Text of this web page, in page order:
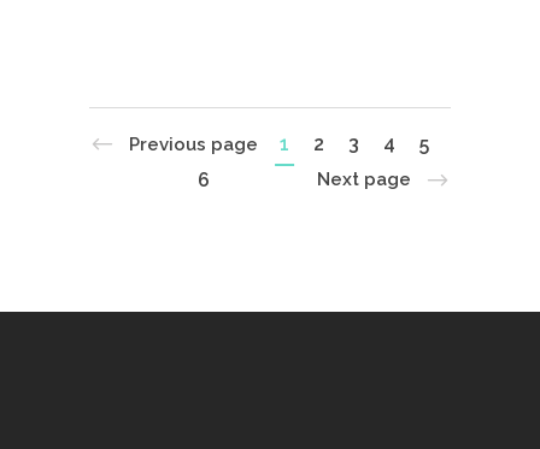
Previous page 1 2 3 4
5
6
Next page